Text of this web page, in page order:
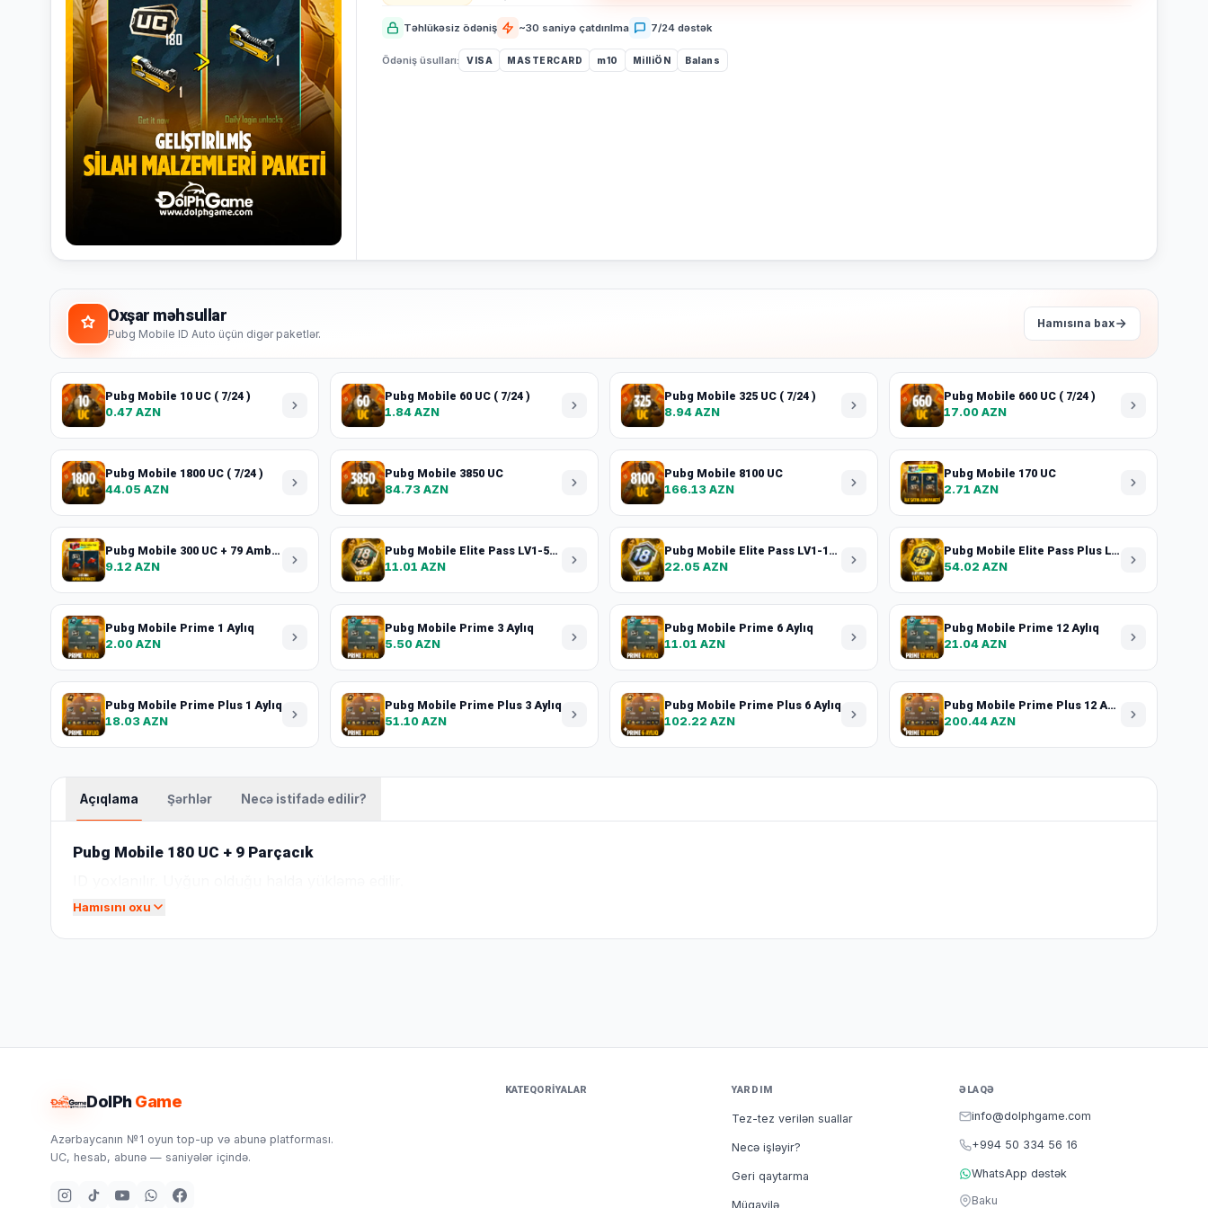
Hamısına
Səbətiniz
Təhlükəsiz ödəniş ~30 saniyə çatdırılma 7/24 dəstək
Ödəniş üsulları: VISA MASTERCARD m10 MilliÖN Balans
Oxşar məhsullar
Pubg Mobile ID Auto üçün digər paketlər.
Hamısına bax
Pubg Mobile 10 UC ( 7/24 )
0.47 AZN
Pubg Mobile 60 UC ( 7/24 )
1.84 AZN
Pubg Mobile 325 UC ( 7/24 )
8.94 AZN
Pubg Mobile 660 UC ( 7/24 )
17.00 AZN
Pubg Mobile 1800 UC ( 7/24 )
44.05 AZN
Pubg Mobile 3850 UC
84.73 AZN
Pubg Mobile 8100 UC
166.13 AZN
Pubg Mobile 170 UC
2.71 AZN
Pubg Mobile 300 UC + 79 Amblem parçacıq
9.12 AZN
Pubg Mobile Elite Pass LV1-50 + 50 UC
11.01 AZN
Pubg Mobile Elite Pass LV1-100 + 100 UC
22.05 AZN
Pubg Mobile Elite Pass Plus LV1-100+240 UC
54.02 AZN
Pubg Mobile Prime 1 Aylıq
2.00 AZN
Pubg Mobile Prime 3 Aylıq
5.50 AZN
Pubg Mobile Prime 6 Aylıq
11.01 AZN
Pubg Mobile Prime 12 Aylıq
21.04 AZN
Pubg Mobile Prime Plus 1 Aylıq
18.03 AZN
Pubg Mobile Prime Plus 3 Aylıq
51.10 AZN
Pubg Mobile Prime Plus 6 Aylıq
102.22 AZN
Pubg Mobile Prime Plus 12 Aylıq
200.44 AZN
Açıqlama Şərhlər Necə istifadə edilir?
Pubg Mobile 180 UC + 9 Parçacık
Hamısını oxu
DolPhGame
Azərbaycanın №1 oyun top-up və abunə platforması.
UC, hesab, abunə — saniyələr içində.
KATEQORIYALAR YARDIM
Tez-tez verilən suallar
Necə işləyir?
Geri qaytarma
Müqavilə
ƏLAQƏ
info@dolphgame.com
+994 50 334 56 16
WhatsApp dəstək
Baku